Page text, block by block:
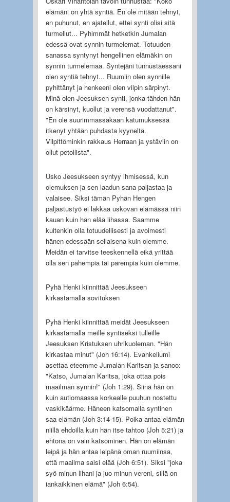
elämäni on yhtä syntiä. En ole mitään tehnyt,
en puhunut, en ajatellut, ettei synti olisi sitä
turmellut... Pyhimmät hetketkin Jumalan
edessä ovat synnin turmelemat. Totuuden
sanassa syntynyt hengellinen elämäkin on
synnin turmelemaa. Syntejäni tunnustaessani
olen syntiä tehnyt... Ruumiin olen synnille
pyhittänyt ja henkeeni olen vilpin särpinyt.
Minä olen Jeesuksen synti, jonka tähden hän
on kärsinyt, kuollut ja verensä vuodattanut".
"En ole suurimmassakaan katumuksessa
itkenyt yhtään puhdasta kyyneltä.
Vilpittöminkin rakkaus Herraan ja ystäviin on
ollut petollista".
Usko Jeesukseen syntyy ihmisessä, kun
olemuksen ja sen laadun sana paljastaa ja
valaisee. Siksi tämän Pyhän Hengen
paljastustyö ei lakkaa uskovan elämässä niin
kauan kuin hän elää lihassa. Saamme
kuitenkin olla totuudellisesti ja avoimesti
hänen edessään sellaisena kuin olemme.
Meidän ei tarvitse teeskennellä eikä yrittää
olla sen pahempia tai parempia kuin olemme.
Pyhä Henki kiinnittää Jeesukseen
kirkastamalla sovituksen
Pyhä Henki kiinnittää meidät Jeesukseen
kirkastamalla meille syntiseksi tulleille
Jeesuksen Kristuksen uhrikuoleman. "Hän
kirkastaa minut" (Joh 16:14). Evankeliumi
asettaa eteemme Jumalan Karitsan ja sanoo:
"Katso, Jumalan Karitsa, joka ottaa pois
maailman synnin!" (Joh 1:29). Siinä hän on
kuin autiomaassa korkealle puuhun nostettu
vaskikäärme. Häneen katsomalla syntinen
saa elämän (Joh 3:14-15). Poika antaa elämän
niillä ehdoilla kuin hän itse tahtoo (Joh 5:21) ja
ehtona on vain katsominen. Hän on elämän
leipä ja hän antaa leipänä oman ruumiinsa,
että maailma saisi elää (Joh 6:51). Siksi "joka
syö minun lihani ja juo minun vereni, sillä on
iankaikkinen elämä" (Joh 6:54).